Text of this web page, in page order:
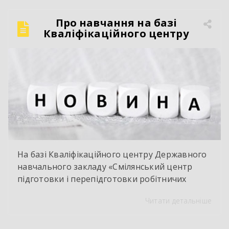
Про навчання на базі
Кваліфікаційного центру
На базі Кваліфікаційного центру Державного
навчального закладу «Смілянський центр
підготовки і перепідготовки робітничих
оцінювання і визнання результатівЧитати детальніше